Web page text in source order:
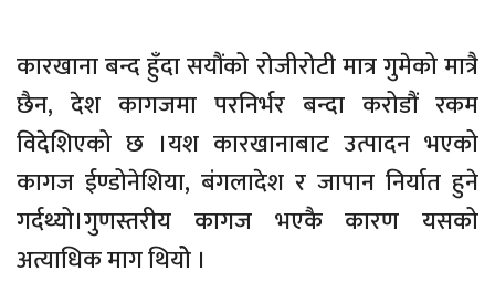
कारखाना बन्द हुँदा सयौंको रोजीरोटी मात्र गुमेको मात्रै
छैन, देश कागजमा परनिर्भर बन्दा करोडौं रकम
विदेशिएको छ ।यश कारखानाबाट उत्पादन भएको
कागज ईण्डोनेशिया, बंगलादेश र जापान निर्यात हुने
गर्दथ्यो।गुणस्तरीय कागज भएकै कारण यसको
अत्याधिक माग थियोे ।